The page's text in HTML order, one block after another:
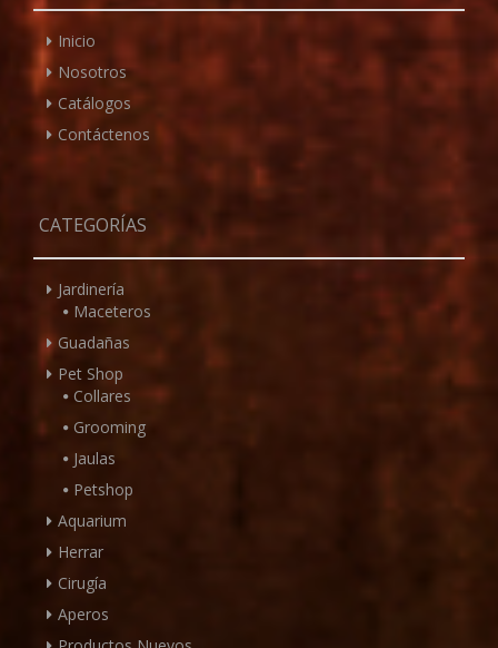
Inicio
Nosotros
Catálogos
Contáctenos
CATEGORÍAS
Jardinería
Maceteros
Guadañas
Pet Shop
Collares
Grooming
Jaulas
Petshop
Aquarium
Herrar
Cirugía
Aperos